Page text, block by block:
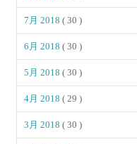
7月 2018( 30 )
6月 2018( 30 )
5月 2018( 30 )
4月 2018( 29 )
3月 2018( 30 )